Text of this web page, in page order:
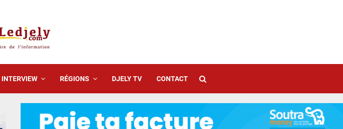
INTERVIEW RÉGIONS DJELY TV CONTACT